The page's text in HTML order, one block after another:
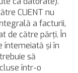
CLIENT nu
a facturii,
de către părţi. În
întemeiată şi în
să
într-o